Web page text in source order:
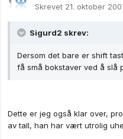
Skrevet 21. oktober
Sigurd2 skrev:
Dersom det bare er shift
få små bokstaver ved å slå
Dette er jeg også klar over,
av tall, han har vært utrolig